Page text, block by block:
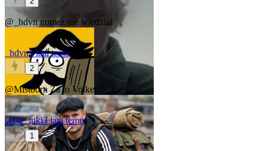
@_hdvngomez nie wiedział
_hdvn3 lata temu
2
@MistbornZa to Volker...
sebie_juki3 lata temu
1